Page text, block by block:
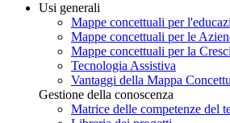
Usi generali
Mappe concettuali per
Mappe concettuali per le
Mappe concettuali per la
Tecnologia Assistiva
Vantaggi della Mappa
Gestione della conoscenza
Matrice delle competenze del